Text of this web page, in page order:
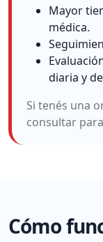
Mayor
médica.
diaria y
Si tenés una
consultar
Cómo